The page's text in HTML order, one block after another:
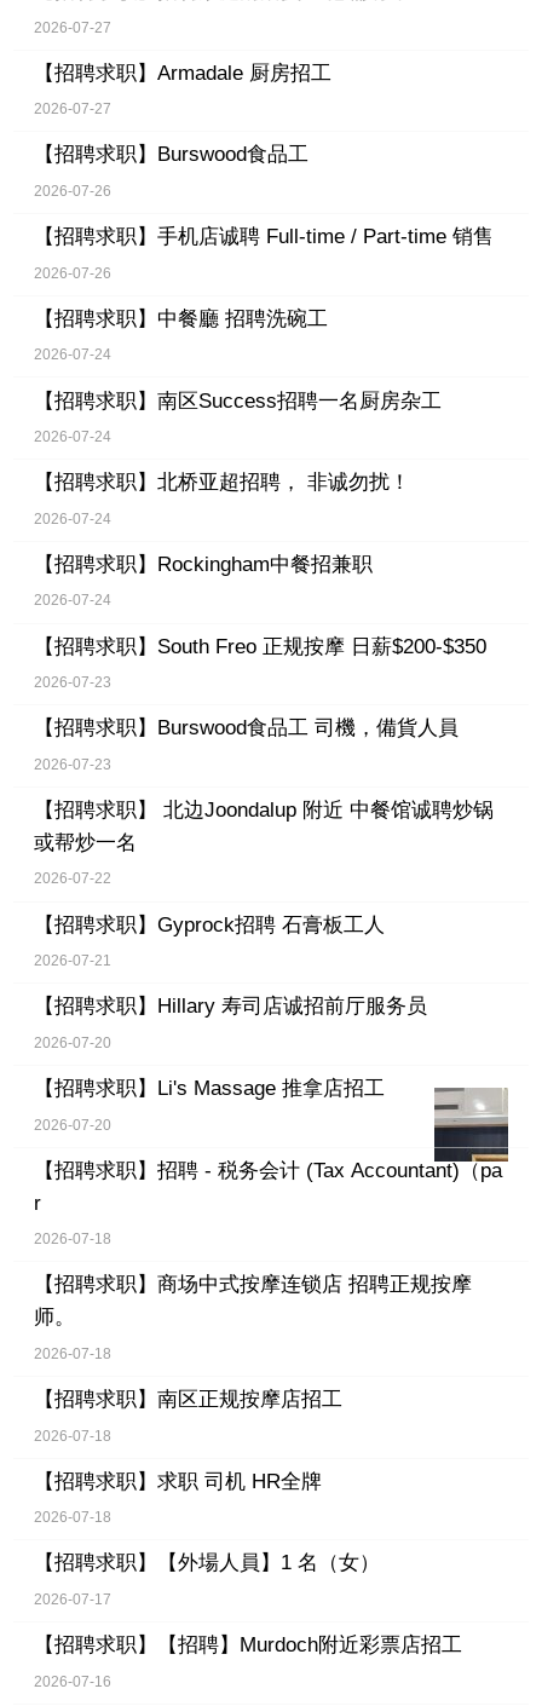
2026-07-27
【招聘求职】 Armadale 厨房招工
2026-07-27
【招聘求职】 Burswood食品工
2026-07-26
【招聘求职】 手机店诚聘 Full-time / Part-time 销售
2026-07-26
【招聘求职】 中餐廳 招聘洗碗工
2026-07-24
【招聘求职】 南区Success招聘一名厨房杂工
2026-07-24
【招聘求职】 北桥亚超招聘， 非诚勿扰！
2026-07-24
【招聘求职】 Rockingham中餐招兼职
2026-07-24
【招聘求职】 South Freo 正规按摩 日薪$200-$350
2026-07-23
【招聘求职】 Burswood食品工 司機，備貨人員
2026-07-23
【招聘求职】
北边Joondalup 附近 中餐馆诚聘炒锅
或帮炒一名
2026-07-22
【招聘求职】 Gyprock招聘 石膏板工人
2026-07-21
【招聘求职】 Hillary 寿司店诚招前厅服务员
2026-07-20
【招聘求职】 Li's Massage 推拿店招工
2026-07-20
【招聘求职】 招聘 - 税务会计 (Tax Accountant)（pa
r
2026-07-18
【招聘求职】 商场中式按摩连锁店 招聘正规按摩
师。
2026-07-18
【招聘求职】 南区正规按摩店招工
2026-07-18
【招聘求职】 求职 司机 HR全牌
2026-07-18
【招聘求职】 【外場人員】1 名（女）
2026-07-17
【招聘求职】 【招聘】Murdoch附近彩票店招工
2026-07-16